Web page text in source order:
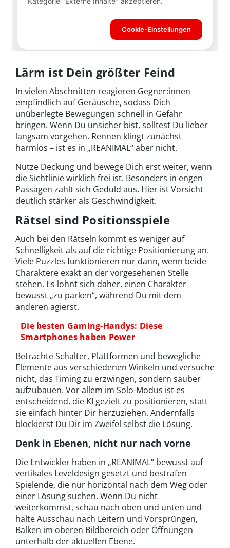
Lärm ist Dein größter Feind
In vielen Abschnitten reagieren Gegner:innen
empfindlich auf Geräusche, sodass Dich
unüberlegte Bewegungen schnell in Gefahr
bringen. Wenn Du unsicher bist, solltest Du lieber
langsam vorgehen. Rennen klingt zunächst
harmlos – ist es in „REANIMAL“ aber nicht.
Nutze Deckung und bewege Dich erst weiter, wenn
die Sichtlinie wirklich frei ist. Besonders in engen
Passagen zahlt sich Geduld aus. Hier ist Vorsicht
deutlich stärker als Geschwindigkeit.
Rätsel sind Positionsspiele
Auch bei den Rätseln kommt es weniger auf
Schnelligkeit als auf die richtige Positionierung an.
Viele Puzzles funktionieren nur dann, wenn beide
Charaktere exakt an der vorgesehenen Stelle
stehen. Es lohnt sich daher, einen Charakter
bewusst „zu parken“, während Du mit dem
anderen agierst.
Die besten Gaming-Handys: Diese
Smartphones haben Power
Betrachte Schalter, Plattformen und bewegliche
Elemente aus verschiedenen Winkeln und versuche
nicht, das Timing zu erzwingen, sondern sauber
aufzubauen. Vor allem im Solo-Modus ist es
entscheidend, die KI gezielt zu positionieren, statt
sie einfach hinter Dir herzuziehen. Andernfalls
blockierst Du Dir im Zweifel selbst die Lösung.
Denk in Ebenen, nicht nur nach vorne
Die Entwickler haben in „REANIMAL“ bewusst auf
vertikales Leveldesign gesetzt und bestrafen
Spielende, die nur horizontal nach dem Weg oder
einer Lösung suchen. Wenn Du nicht
weiterkommst, schau nach oben und unten und
halte Ausschau nach Leitern und Vorsprüngen,
Balken im oberen Bildbereich oder Öffnungen
unterhalb der aktuellen Ebene.